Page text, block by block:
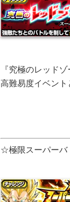
『究極のレッド
高難易度イベント
☆極限スーパーバ